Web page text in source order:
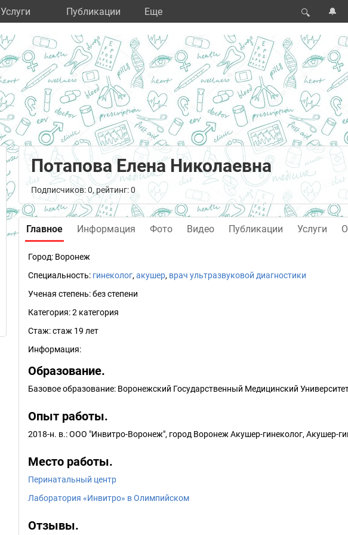
Услуги Публикации Eще 🔍 🔔
Потапова Елена Николаевна
Подписчиков: 0, рейтинг: 0
Главное Информация Фото Видео Публикации Услуги
Город: Воронеж
Специальность: гинеколог, акушер, врач ультразвуковой диагностики
Ученая степень:без степени
Категория:2 категория
Стаж:стаж 19 лет
Информация:
Образование.
Базовое образование: Воронежский Государственный Медицинский
Опыт работы.
2018-н. в.: ООО "Инвитро-Воронеж", город Воронеж Акушер-гинеколог, Акушер-
Место работы.
Перинатальный центр
Лаборатория «Инвитро» в Олимпийском
Отзывы.